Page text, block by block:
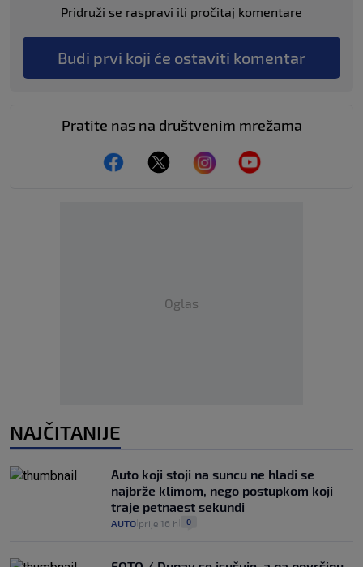
Pridruži se raspravi ili pročitaj komentare
Budi prvi koji će ostaviti komentar
Pratite nas na društvenim mrežama
Oglas
NAJČITANIJE
Auto koji stoji na suncu ne hladi se
najbrže klimom, nego postupkom koji
traje petnaest sekundi
AUTO prije 16 h 0